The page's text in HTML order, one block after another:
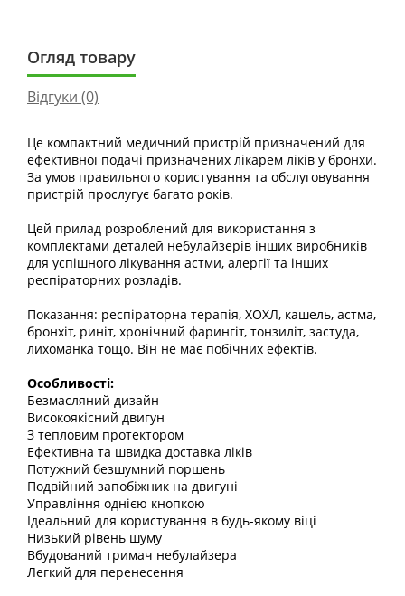
Огляд товару
Відгуки (0)
Це компактний медичний пристрій призначений для
ефективної подачі призначених лікарем ліків у бронхи.
За умов правильного користування та обслуговування
пристрій прослугує багато років.
Цей прилад розроблений для використання з
комплектами деталей небулайзерів інших виробників
для успішного лікування астми, алергії та інших
респіраторних розладів.
Показання: респіраторна терапія, ХОХЛ, кашель, астма,
бронхіт, риніт, хронічний фарингіт, тонзиліт, застуда,
лихоманка тощо. Він не має побічних ефектів.
Особливості:
Безмасляний дизайн
Високоякісний двигун
З тепловим протектором
Ефективна та швидка доставка ліків
Потужний безшумний поршень
Подвійний запобіжник на двигуні
Управління однією кнопкою
Ідеальний для користування в будь-якому віці
Низький рівень шуму
Вбудований тримач небулайзера
Легкий для перенесення